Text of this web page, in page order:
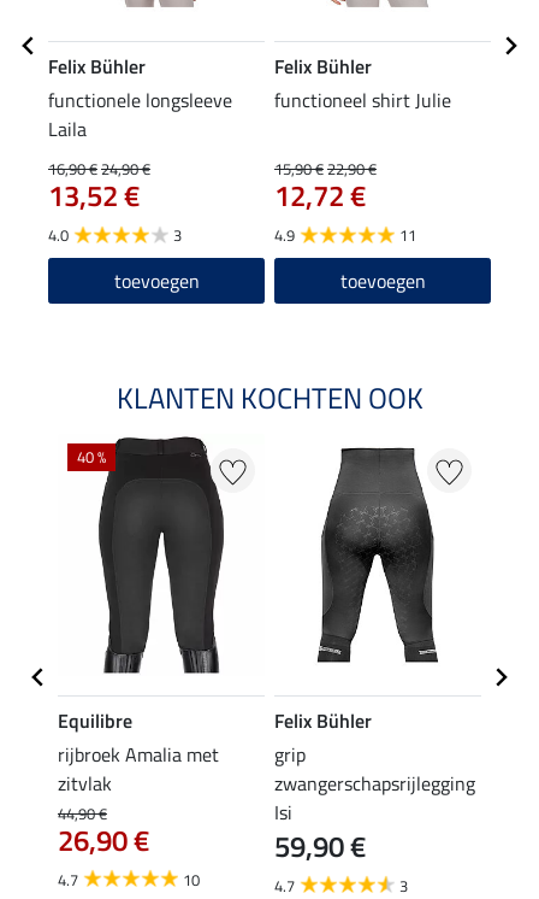
Felix Bühler
functionele longsleeve
Laila
16,90 €24,90 €
13,52 €
4.0 3
toevoegen
Felix Bühler
functioneel shirt Julie
15,90 €22,90 €
12,72 €
4.9 11
toevoegen
KLANTEN KOCHTEN OOK
40 %
Equilibre
rijbroek Amalia met
zitvlak
44,90 €
26,90 €
4.7 10
Felix Bühler
grip
zwangerschapsrijlegging
Isi
59,90 €
4.7 3